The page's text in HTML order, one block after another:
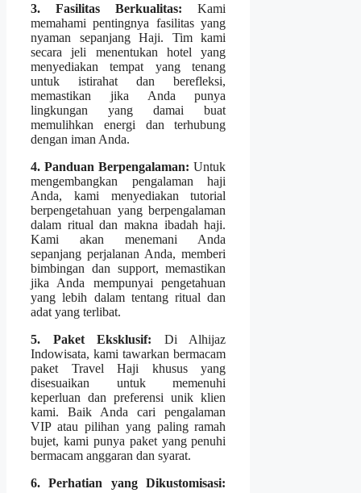
3. Fasilitas Berkualitas: Kami
memahami pentingnya fasilitas yang
nyaman sepanjang Haji. Tim kami
secara jeli menentukan hotel yang
menyediakan tempat yang tenang
untuk istirahat dan berefleksi,
memastikan jika Anda punya
lingkungan yang damai buat
memulihkan energi dan terhubung
dengan iman Anda.
4. Panduan Berpengalaman: Untuk
mengembangkan pengalaman haji
Anda, kami menyediakan tutorial
berpengetahuan yang berpengalaman
dalam ritual dan makna ibadah haji.
Kami akan menemani Anda
sepanjang perjalanan Anda, memberi
bimbingan dan support, memastikan
jika Anda mempunyai pengetahuan
yang lebih dalam tentang ritual dan
adat yang terlibat.
5. Paket Eksklusif: Di Alhijaz
Indowisata, kami tawarkan bermacam
paket Travel Haji khusus yang
disesuaikan untuk memenuhi
keperluan dan preferensi unik klien
kami. Baik Anda cari pengalaman
VIP atau pilihan yang paling ramah
bujet, kami punya paket yang penuhi
bermacam anggaran dan syarat.
6. Perhatian yang Dikustomisasi: